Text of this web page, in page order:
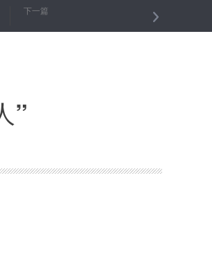
规经营行为 78岁老太被骗花116万买药
下一篇
”